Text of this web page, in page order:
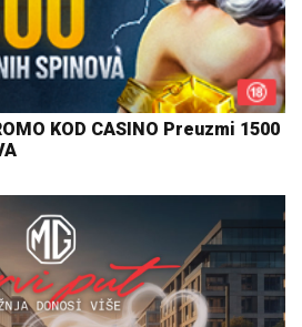
KOD CASINO Preuzmi 1500